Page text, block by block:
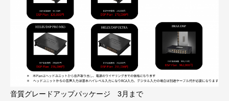
音質グレードアップパッケージ 3月まで